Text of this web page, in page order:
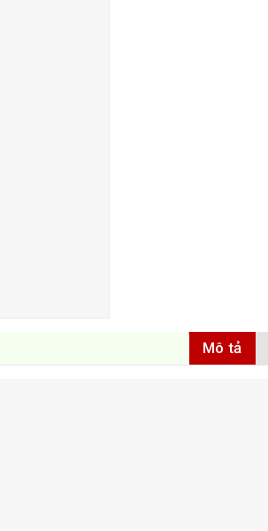
Mô tả